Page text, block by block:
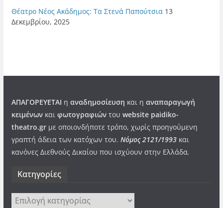
Θέατρο Νέος Ακάδημος: Τα Στενά Παπούτσια 13
Δεκεμβρίου, 2025
ΑΠΑΓΟΡΕΥΕΤΑΙ η αναδημοσίευση και η αναπαραγωγή
κειμένωνκαι φωτογραφιώντου website paidiko-
theatro.grμε οποιονδήποτε τρόπο, χωρίς προηγούμενη
γραπτή άδεια των κατόχων του. Νόμος 2121/1993και
κανόνες Διεθνούς Δικαίου που ισχύουν στην Ελλάδα.
Kατηγορίες
Kατηγορίες